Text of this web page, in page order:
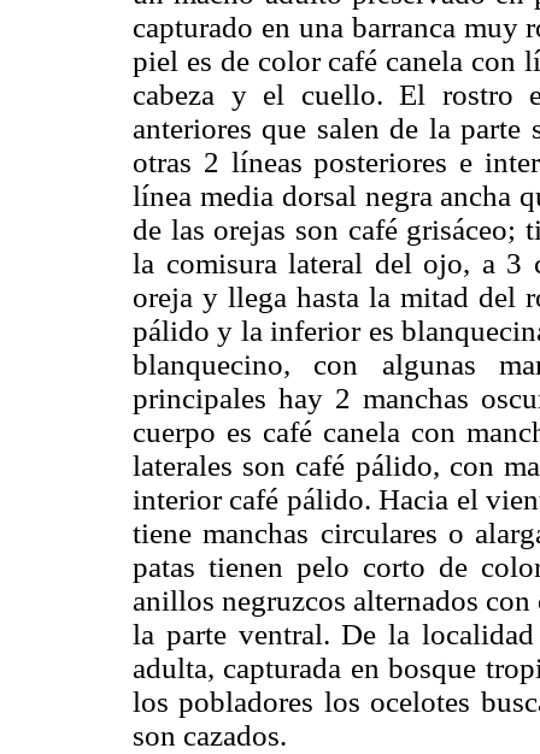
capturado en una barranca
piel es de color café canela con
cabeza y el cuello. El rostro
anteriores que salen de la
otras 2 líneas posteriores e
línea media dorsal negra ancha
de las orejas son café grisáceo;
la comisura lateral del ojo, a 3
oreja y llega hasta la mitad del
pálido y la inferior es
blanquecino, con algunas
principales hay 2 manchas
cuerpo es café canela con
laterales son café pálido, con
interior café pálido. Hacia el
tiene manchas circulares o
patas tienen pelo corto de
anillos negruzcos alternados
la parte ventral. De la
adulta, capturada en bosque
los pobladores los ocelotes
son cazados.